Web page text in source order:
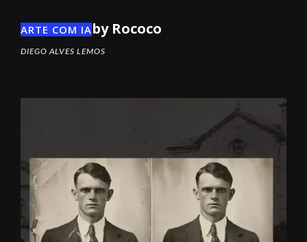
ARTE COM IAby Rococo
DIEGO ALVES LEMOS